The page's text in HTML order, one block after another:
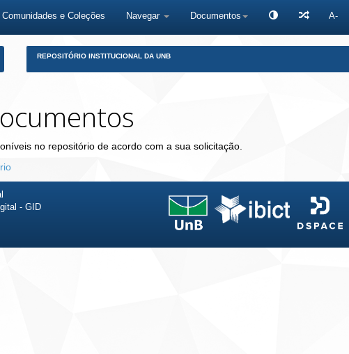
Comunidades e Coleções Navegar Documentos A-
REPOSITÓRIO INSTITUCIONAL DA UNB
no repositório de acordo com a sua solicitação.
- GID